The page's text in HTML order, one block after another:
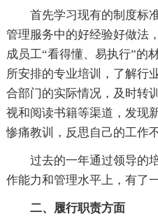
首先学习现有的制度标
管理服务中的好经验好做法
成员工“看得懂、易执行”的
所安排的专业培训，了解行
合部门的实际情况，及时转
视和阅读书籍等渠道，发现
惨痛教训，反思自己的工作不
过去的一年通过领导的
作能力和管理水平上，有了
二、履行职责方面